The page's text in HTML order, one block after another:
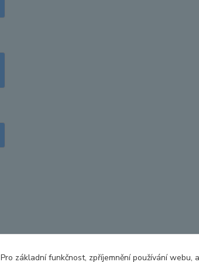
Pro základní funkčnost, zpříjemnění používání